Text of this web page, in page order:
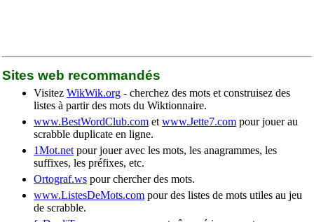
Sites web recommandés
Visitez WikWik.org - cherchez des mots et construisez des
listes à partir des mots du Wiktionnaire.
www.BestWordClub.com et www.Jette7.com pour jouer au
scrabble duplicate en ligne.
1Mot.net pour jouer avec les mots, les anagrammes, les
suffixes, les préfixes, etc.
Ortograf.ws pour chercher des mots.
www.ListesDeMots.com pour des listes de mots utiles au jeu
de scrabble.